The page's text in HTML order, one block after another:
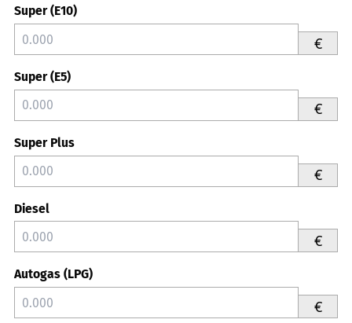
Super (E10)
€
Super (E5)
€
Super Plus
€
Diesel
€
Autogas (LPG)
€